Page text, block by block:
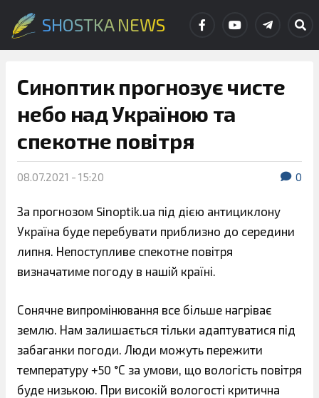
SHOSTKA NEWS
Синоптик прогнозує чисте
небо над Україною та
спекотне повітря
08.07.2021 - 15:20 0
За прогнозом Sinoptik.ua під дією антициклону
Україна буде перебувати приблизно до середини
липня. Непоступливе спекотне повітря
визначатиме погоду в нашій країні.
Сонячне випромінювання все більше нагріває
землю. Нам залишається тільки адаптуватися під
забаганки погоди. Люди можуть пережити
температуру +50 °С за умови, що вологість повітря
буде низькою. При високій вологості критична